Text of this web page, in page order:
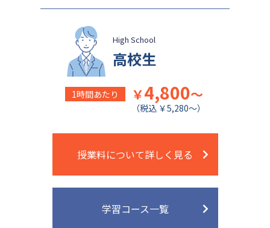
High School
高校生
1時間あたり ￥4,800～
（税込 ￥5,280～）
授業料について詳しく見る
学習コース一覧